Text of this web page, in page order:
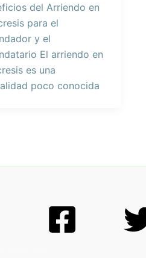
del Arriendo en
para el
y el
El arriendo en
es una
poco conocida